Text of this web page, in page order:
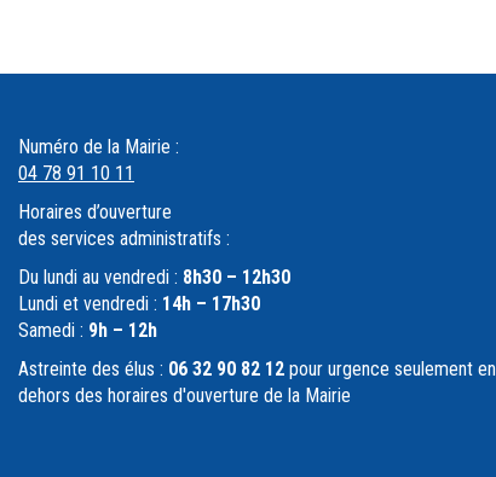
Numéro de la Mairie :
04 78 91 10 11
Horaires d’ouverture
des services administratifs :
Du lundi au vendredi : 8h30 – 12h30
Lundi et vendredi : 14h – 17h30
Samedi : 9h – 12h
Astreinte des élus : 06 32 90 82 12 pour urgence seulement en
dehors des horaires d'ouverture de la Mairie